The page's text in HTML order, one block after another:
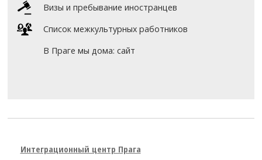
Визы и пребывание иностранцев
Список межкультурных работников
В Праге мы дома: сайт
Интеграционный центр Прага